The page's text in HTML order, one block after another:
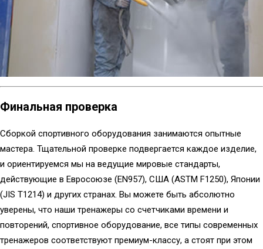
Финальная проверка
Сборкой спортивного оборудования занимаются опытные
мастера. Тщательной проверке подвергается каждое изделие,
и ориентируемся мы на ведущие мировые стандарты,
действующие в Евросоюзе (EN957), США (ASTM F1250), Японии
(JIS T1214) и других странах. Вы можете быть абсолютно
уверены, что наши тренажеры со счетчиками времени и
повторений, спортивное оборудование, все типы современных
тренажеров соответствуют премиум-классу, а стоят при этом